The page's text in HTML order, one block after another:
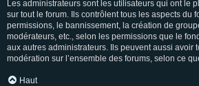
Les administrateurs sont les utilisateurs qui ont le
sur tout le forum. Ils contrôlent tous les aspects du
permissions, le bannissement, la création de
modérateurs, etc., selon les permissions que le
aux autres administrateurs. Ils peuvent aussi avoir
modération sur l’ensemble des forums, selon ce
Haut